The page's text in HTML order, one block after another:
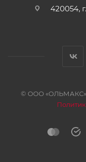
420054,
© ООО «ОЛЬМАКС»,